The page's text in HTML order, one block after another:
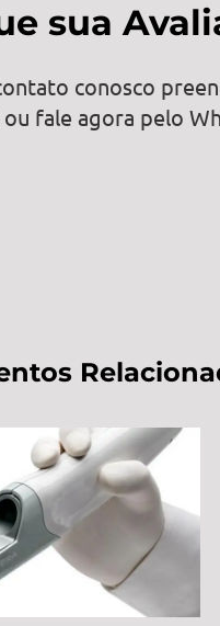
sua
conosco
ou fale agora pelo